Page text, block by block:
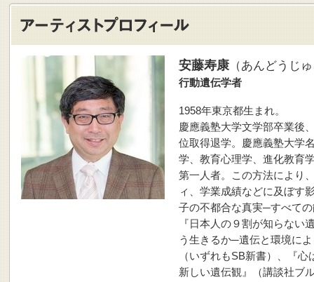
安藤寿康（あんどうじ
行動遺伝学者
1958年東京都生まれ。
慶應義塾大学文学部卒業後
位取得退学。慶應義塾大学
学、教育心理学、進化教育
第一人者。この方法により
ィ、学業成績などに及ぼす
子の不都合な真実─すべて
『日本人の９割が知らない
う生きるか─遺伝と環境に
（いずれもSB新書）、『
新しい遺伝観』（講談社ブ